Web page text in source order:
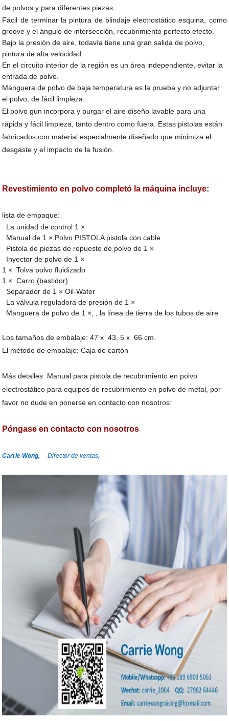
de polvos y para diferentes piezas.
Fácil de terminar la pintura de blindaje electrostático esquina, como
groove y el ángulo de intersección, recubrimiento perfecto efecto.
Bajo la presión de aire, todavía tiene una gran salida de polvo,
pintura de alta velocidad.
En el circuito interior de la región es un área independiente, evitar la
entrada de polvo.
Manguera de polvo de baja temperatura es la prueba y no adjuntar
el polvo, de fácil limpieza.
El polvo gun incorpora y purgar el aire diseño lavable para una
rápida y fácil limpieza, tanto dentro como fuera. Estas pistolas están
fabricados con material especialmente diseñado que minimiza el
desgaste y el impacto de la fusión.
Revestimiento en polvo completó la máquina incluye:
lista de empaque:
La unidad de control 1 ×
Manual de 1 × Polvo PISTOLA pistola con cable
Pistola de piezas de repuesto de polvo de 1 ×
Inyector de polvo de 1 ×
1 × Tolva polvo fluidizado
1 × Carro (bastidor)
Separador de 1 × Oil-Water
La válvula reguladora de presión de 1 ×
Manguera de polvo de 1 ×, , la línea de tierra de los tubos de aire
Los tamaños de embalaje: 47 x 43, 5 x 66 cm.
El método de embalaje: Caja de cartón
Más detalles Manual para pistola de recubrimiento en polvo
electrostático para equipos de recubrimiento en polvo de metal , por
favor no dude en ponerse en contacto con nosotros:
Póngase en contacto con nosotros
Carrie Wong,Director de ventas,